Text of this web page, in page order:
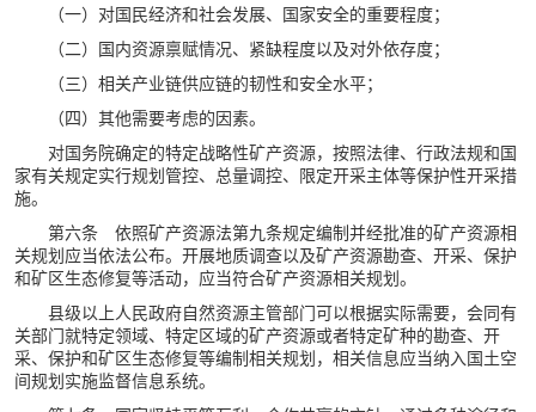
（一）对国民经济和社会发展、国家安全的重要程度；
（二）国内资源禀赋情况、紧缺程度以及对外依存度；
（三）相关产业链供应链的韧性和安全水平；
（四）其他需要考虑的因素。
对国务院确定的特定战略性矿产资源，按照法律、行政法规和国
家有关规定实行规划管控、总量调控、限定开采主体等保护性开采措
施。
第六条 依照矿产资源法第九条规定编制并经批准的矿产资源相
关规划应当依法公布。开展地质调查以及矿产资源勘查、开采、保护
和矿区生态修复等活动，应当符合矿产资源相关规划。
县级以上人民政府自然资源主管部门可以根据实际需要，会同有
关部门就特定领域、特定区域的矿产资源或者特定矿种的勘查、开
采、保护和矿区生态修复等编制相关规划，相关信息应当纳入国土空
间规划实施监督信息系统。